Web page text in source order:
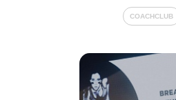
COACHCLUB